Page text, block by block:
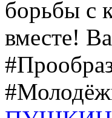
борьбы с
вместе!